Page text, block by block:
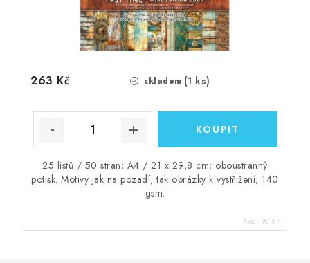
skladem (1 ks)
263 Kč
25 listů / 50 stran; A4 / 21 x 29,8 cm; oboustranný
potisk. Motivy jak na pozadí, tak obrázky k vystřižení; 140
gsm.
Kód: 90167